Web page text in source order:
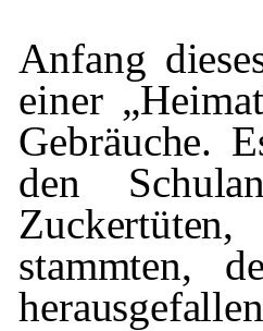
Anfang
einer
Gebräuche.
den
stammten,